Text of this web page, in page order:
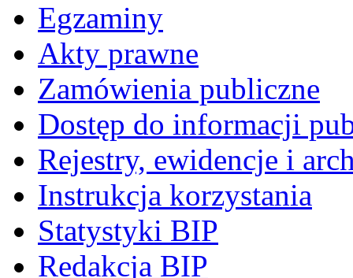
Egzaminy
Akty prawne
Zamówienia publiczne
Dostęp do informacji
Rejestry, ewidencje i
Instrukcja korzystania
Statystyki BIP
Redakcja BIP